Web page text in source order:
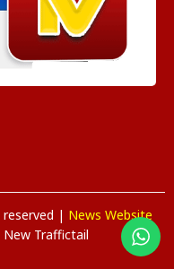
| News Website
New Traffictail